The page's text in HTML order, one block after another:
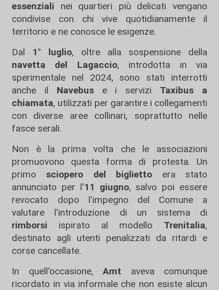
essenziali nei quartieri più delicati vengano
condivise con chi vive quotidianamente il
territorio e ne conosce le esigenze.
Dal 1° luglio, oltre alla sospensione della
navetta del Lagaccio, introdotta in via
sperimentale nel 2024, sono stati interrotti
anche il Navebuse i servizi Taxibus a
chiamata, utilizzati per garantire i collegamenti
con diverse aree collinari, soprattutto nelle
fasce serali.
Non è la prima volta che le associazioni
promuovono questa forma di protesta. Un
primo sciopero del biglietto era stato
annunciato per l'11 giugno, salvo poi essere
revocato dopo l'impegno del Comune a
valutare l'introduzione di un sistema di
rimborsi ispirato al modello Trenitalia,
destinato agli utenti penalizzati da ritardi e
corse cancellate.
In quell'occasione, Amt aveva comunque
ricordato in via informale che non esiste alcun